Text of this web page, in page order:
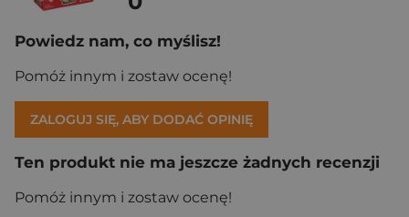
Powiedz nam, co myślisz!
Pomóż innym i zostaw ocenę!
ZALOGUJ SIĘ, ABY DODAĆ OPINIĘ
Ten produkt nie ma jeszcze żadnych recenzji
Pomóż innym i zostaw ocenę!